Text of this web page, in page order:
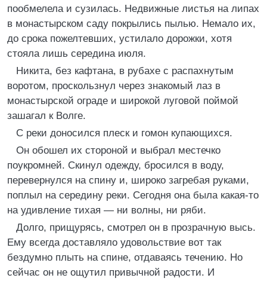
пообмелела и сузилась. Недвижные листья на липах
в монастырском саду покрылись пылью. Немало их,
до срока пожелтевших, устилало дорожки, хотя
стояла лишь середина июля.
Никита, без кафтана, в рубахе с распахнутым
воротом, проскользнул через знакомый лаз в
монастырской ограде и широкой луговой поймой
зашагал к Волге.
С реки доносился плеск и гомон купающихся.
Он обошел их стороной и выбрал местечко
поукромней. Скинул одежду, бросился в воду,
перевернулся на спину и, широко загребая руками,
поплыл на середину реки. Сегодня она была какая-то
на удивление тихая — ни волны, ни ряби.
Долго, прищурясь, смотрел он в прозрачную высь.
Ему всегда доставляло удовольствие вот так
бездумно плыть на спине, отдаваясь течению. Но
сейчас он не ощутил привычной радости. И